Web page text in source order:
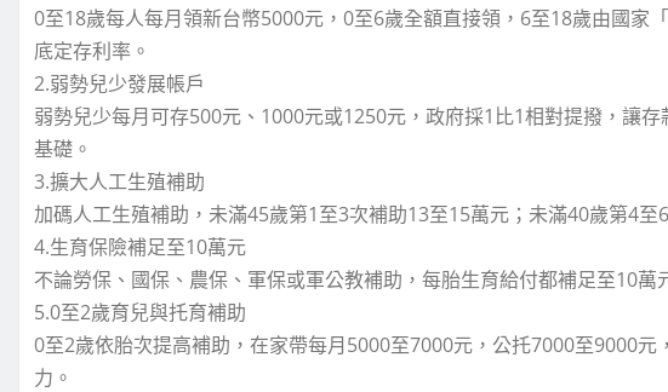
0至18歲每人每月領新台幣5000元，0至6歲全額直接領，6至18歲由國家
底定存利率。
2.弱勢兒少發展帳戶
弱勢兒少每月可存500元、1000元或1250元，政府採1比1相對提撥，讓
基礎。
3.擴大人工生殖補助
加碼人工生殖補助，未滿45歲第1至3次補助13至15萬元；未滿40歲第4至
4.生育保險補足至10萬元
不論勞保、國保、農保、軍保或軍公教補助，每胎生育給付都補足至10萬
5.0至2歲育兒與托育補助
0至2歲依胎次提高補助，在家帶每月5000至7000元，公托7000至9000
力。